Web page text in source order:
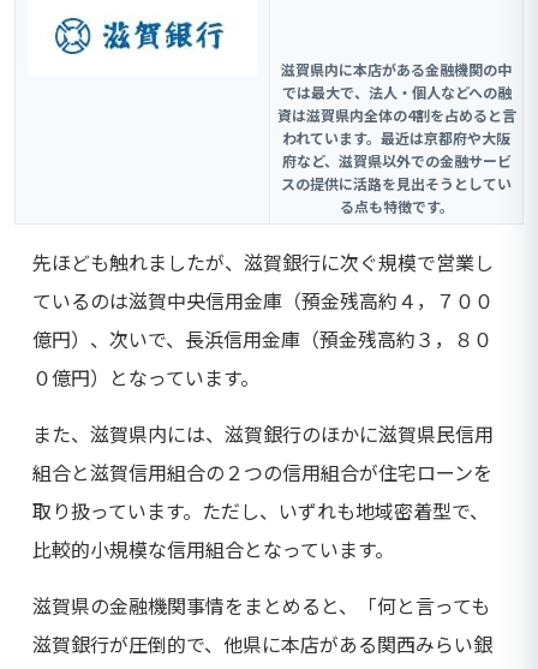
滋賀県内に本店がある金融機関の中
では最大で、法人・個人などへの融
資は滋賀県内全体の4割を占めると言
われています。最近は京都府や大阪
府など、滋賀県以外での金融サービ
スの提供に活路を見出そうとしてい
る点も特徴です。
先ほども触れましたが、滋賀銀行に次ぐ規模で営業し
ているのは滋賀中央信用金庫（預金残高約４，７００
億円）、次いで、長浜信用金庫（預金残高約３，８０
０億円）となっています。
また、滋賀県内には、滋賀銀行のほかに滋賀県民信用
組合と滋賀信用組合の２つの信用組合が住宅ローンを
取り扱っています。ただし、いずれも地域密着型で、
比較的小規模な信用組合となっています。
滋賀県の金融機関事情をまとめると、「何と言っても
滋賀銀行が圧倒的で、他県に本店がある関西みらい銀